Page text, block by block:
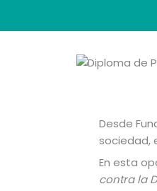
Desde
sociedad,
En esta
contra la